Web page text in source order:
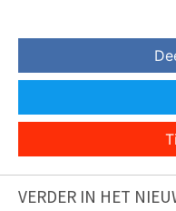
VERDER IN HET